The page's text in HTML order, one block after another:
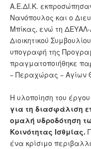
Α.Ε.ΔΙ.Κ.
Νανόπουλος και ο
Μπίκας, ενώ τη
Διοικητικού
υπογραφή της
πραγματοποιήθηκε
– Περαχώρας – Αγίων
Η υλοποίηση του
για τη διασφάλιση
ομαλή υδροδότηση
Κοινότητας Ισθμίας.
ένα κρίσιμο